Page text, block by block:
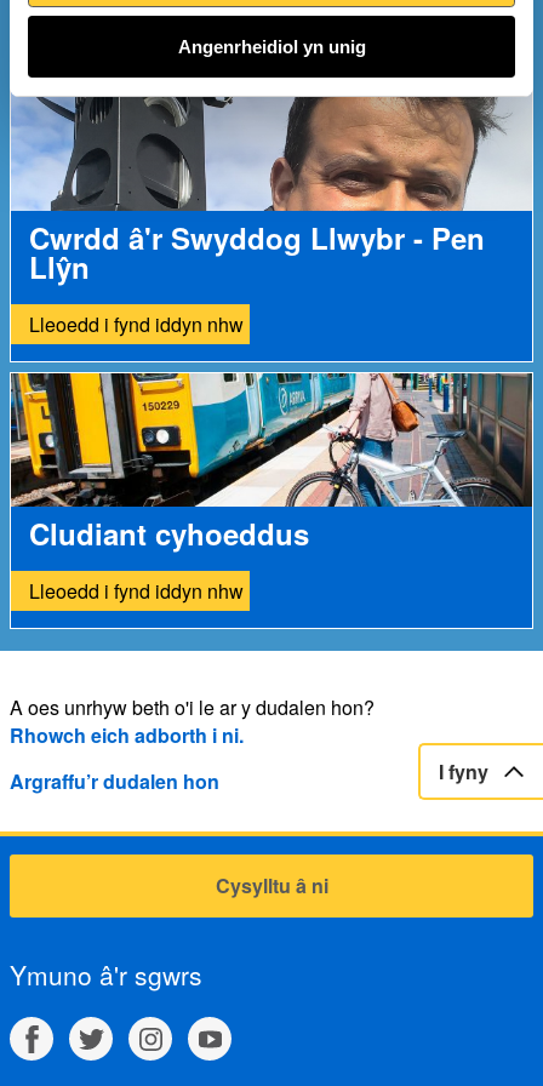
Angenrheidiol yn unig
Cwrdd â'r Swyddog Llwybr - Pen
Llŷn
Lleoedd i fynd iddyn nhw
Cludiant cyhoeddus
Lleoedd i fynd iddyn nhw
A oes unrhyw beth o'i le ar y dudalen hon?
Rhowch eich adborth i ni.
Argraffu’r dudalen hon
I fyny
Cysylltu â ni
Ymuno â'r sgwrs